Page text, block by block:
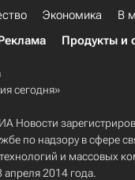
Экономика В
Продукты и
сегодня»
Новости
по надзору в сфере
и массовых
2014 года.